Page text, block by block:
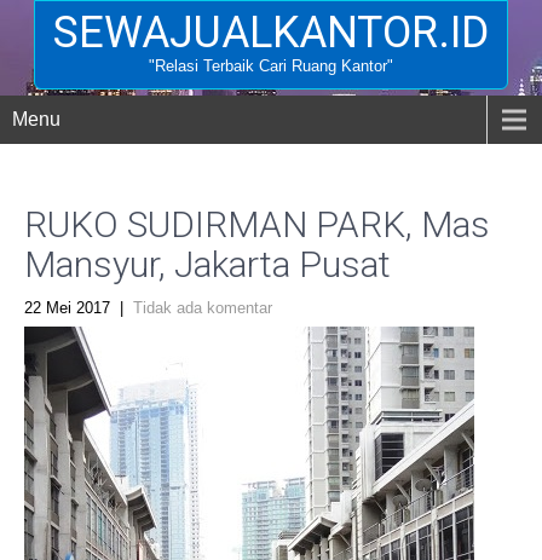
SEWAJUALKANTOR.ID
"Relasi Terbaik Cari Ruang Kantor"
Menu
RUKO SUDIRMAN PARK, Mas
Mansyur, Jakarta Pusat
22 Mei 2017 Tidak ada komentar